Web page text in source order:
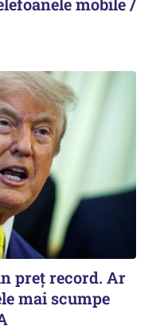
preț record. Ar
mai scumpe